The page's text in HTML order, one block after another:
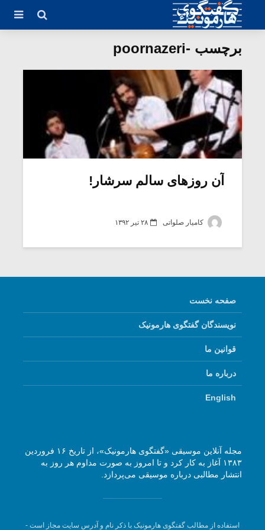
برچسب -poornazeri
آن روزهای سالم سرشار!
کامیار صلواتی ۲۸ تیر ۱۳۹۲
صفحه نخست
نویسندگان گفتگوی هارمونیک
قوانین ما
درباره ما
English
مجله آنلاین موسیقی «گفتگوی هارمونیک»، از تاریخ ۱۶ فروردین
۱۳۸۳ آغاز به کار کرد و تا امروز به صورت مداوم هر روز به
انتشار مطالبی درباره موسیقی می‌پردازد.
استفاده از مطالب گفتگوی هارمونیک با ذکر نام و آدرس سایت مجاز است -